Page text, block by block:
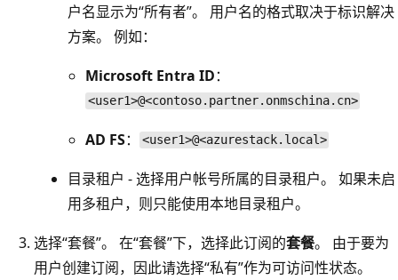
户名显示为“所有者”。
用户名的格式取决于标识解决
方案。 例如：
Microsoft Entra ID：
<user1>@<contoso.partner.onmschina.cn>
AD FS： <user1>@<azurestack.local>
目录租户 - 选择用户帐号所属的目录租户。 如果未启
用多租户，则只能使用本地目录租户。
选择“套餐”。
在“套餐”下，选择此订阅的套餐。
由于要为
用户创建订阅，因此请选择“私有”作为可访问性状态。